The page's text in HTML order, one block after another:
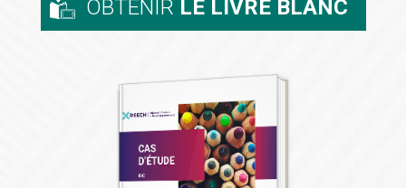
OBTENIR LE LIVRE BLANC